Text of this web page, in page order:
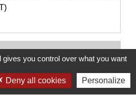
open_in_new
you control over what you want
Deny all cookies Personalize